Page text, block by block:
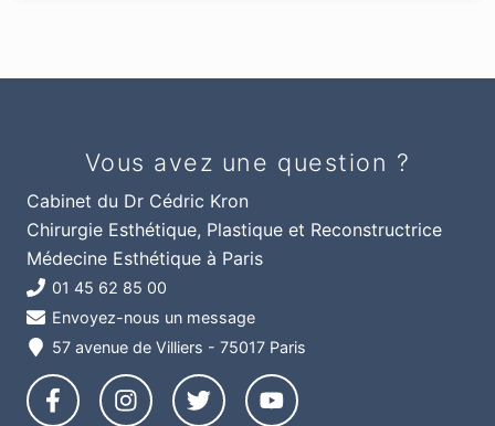
Vous avez une question ?
Cabinet du Dr Cédric Kron
Chirurgie Esthétique, Plastique et Reconstructrice
Médecine Esthétique à Paris
01 45 62 85 00
Envoyez-nous un message
57 avenue de Villiers - 75017 Paris